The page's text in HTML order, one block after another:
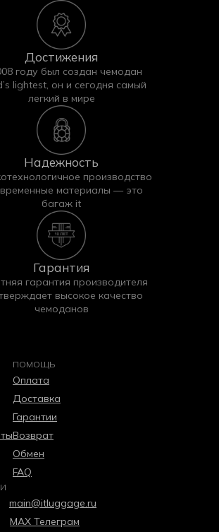
iTCOVERS — мы гарантируем
и высокое качество каждого
Достижения
году был создан чемодан
lightest, он и сегодня самый
легкий в мире
Надежность
производство
материалы — это
багаж it
Гарантия
гарантия производителя
высокое качество
чемоданов
ПОМОЩЬ
Оплата
Доставка
Гарантии
Возврат
Обмен
FAQ
main@itluggage.ru
МАХ Телеграм